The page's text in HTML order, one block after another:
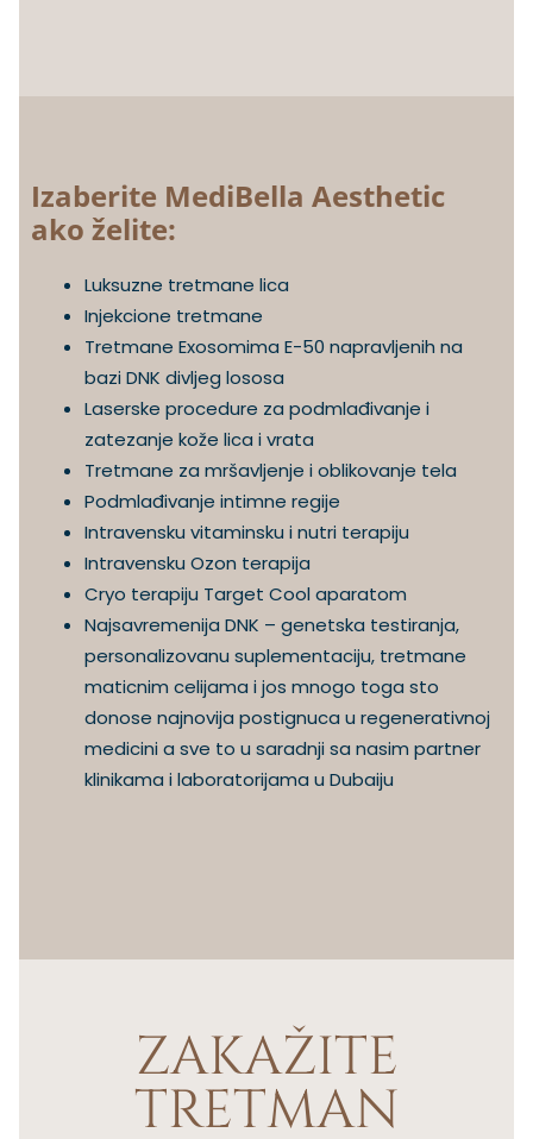
Izaberite MediBella Aesthetic
ako želite:
Luksuzne tretmane lica
Injekcione tretmane
Tretmane Exosomima E-50 napravljenih na
bazi DNK divljeg lososa
Laserske procedure za podmlađivanje i
zatezanje kože lica i vrata
Tretmane za mršavljenje i oblikovanje tela
Podmlađivanje intimne regije
Intravensku vitaminsku i nutri terapiju
Intravensku Ozon terapija
Cryo terapiju Target Cool aparatom
Najsavremenija DNK – genetska testiranja,
personalizovanu suplementaciju, tretmane
maticnim celijama i jos mnogo toga sto
donose najnovija postignuca u regenerativnoj
medicini a sve to u saradnji sa nasim partner
klinikama i laboratorijama u Dubaiju
ZAKAŽITE
TRETMAN